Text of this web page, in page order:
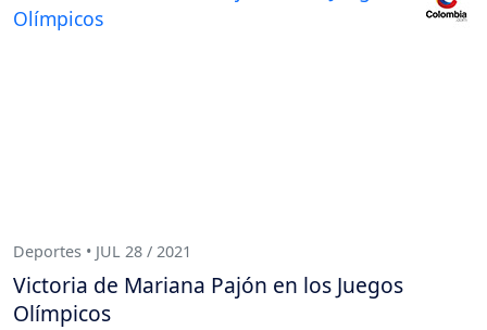
Deportes • JUL 28 / 2021
Victoria de Mariana Pajón en los Juegos
Olímpicos